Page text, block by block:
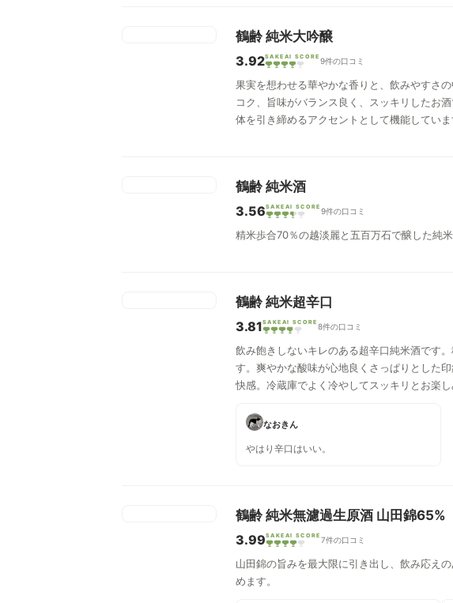
鶴齢 純米大吟醸
3.92SAKEAI SCORE 9件の口コミ
果実を想わせる華やかな香りと、飲みやすさ
コク、旨味がバランス良く、スッキリしたお
体を引き締めるアクセントとして機能してい
鶴齢 純米酒
3.56SAKEAI SCORE 9件の口コミ
精米歩合70％の越淡麗と五百万石で醸した純
鶴齢 純米超辛口
3.81SAKEAI SCORE 8件の口コミ
飲み飽きしないキレのある超辛口純米酒です
す。爽やかな酸味が心地良くさっぱりとした
快感。冷蔵庫でよく冷やしてスッキリとお楽
なおきん
やはり辛口はいい。
鶴齢 純米無濾過生原酒 山田錦65%
3.99SAKEAI SCORE 7件の口コミ
山田錦の旨みを最大限に引き出し、飲み応え
めます。